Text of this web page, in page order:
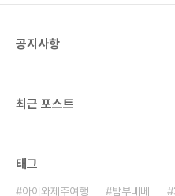
넷 (bessinet)과 유아식(baby meal)을 신
공지사항
최근 포스트
태그
아이와제주여행 밤부베베